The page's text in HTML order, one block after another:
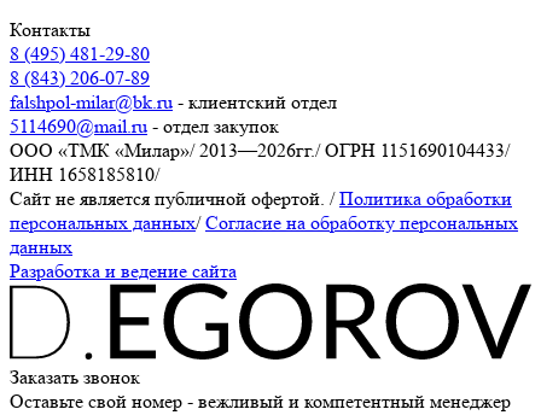
Контакты
8 (495) 481-29-80
8 (843) 206-07-89
falshpol-milar@bk.ru - клиентский отдел
5114690@mail.ru - отдел закупок
ООО «ТМК «Милар»/ 2013—2026гг./ОГРН 1151690104433/
ИНН 1658185810/
Сайт не является публичной офертой. / Политика обработки
персональных данных/ Согласие на обработку персональных
данных
Разработка и ведение сайта
Заказать звонок
Оставьте свой номер - вежливый и компетентный менеджер